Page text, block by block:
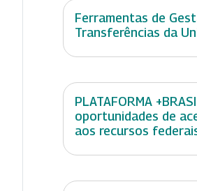
Ferramentas de
Transferências da
PLATAFORMA
oportunidades de
aos recursos